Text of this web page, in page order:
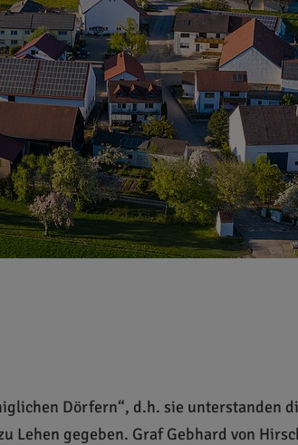
Dörfern“, d.h. sie unterstanden
Lehen gegeben. Graf Gebhard von